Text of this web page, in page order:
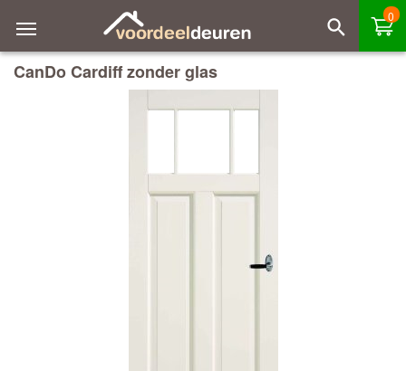
0
CanDo Cardiff zonder glas